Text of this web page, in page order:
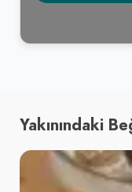
Yakınındaki